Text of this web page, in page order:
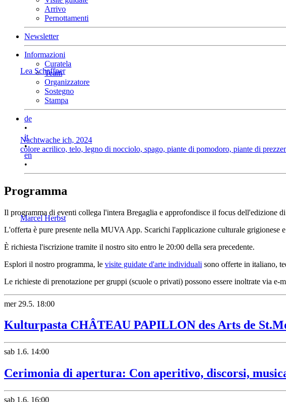
Arrivo
Pernottamenti
Newsletter
Informazioni
Curatela
Team
Organizzatore
Sostegno
Stampa
de
•
it
•
en
•
Programma
Il programma di eventi collega l'intera Bregaglia e approfondisce il focus dell'edizione
L'offerta è pure presente nella MUVA App. Scarichi l'applicazione culturale grigionese
È richiesta l'iscrizione tramite il nostro sito entro le 20:00 della sera precedente.
Esplori il nostro programma, le visite guidate d'arte individuali sono offerte in italiano,
Le richieste di prenotazione per gruppi (scuole o privati) possono essere inoltrate via e-
mer 29.5. 18:00
Kulturpasta CHÂTEAU PAPILLON des Arts de
sab 1.6. 14:00
Cerimonia di apertura: Con aperitivo, discorsi,
sab 1.6. 16:00
Lea Schaffner
Nachtwache ich, 2024
colore acrilico, telo, legno di nocciolo, spago, piante di pomodoro, piante di
Marcel Herbst